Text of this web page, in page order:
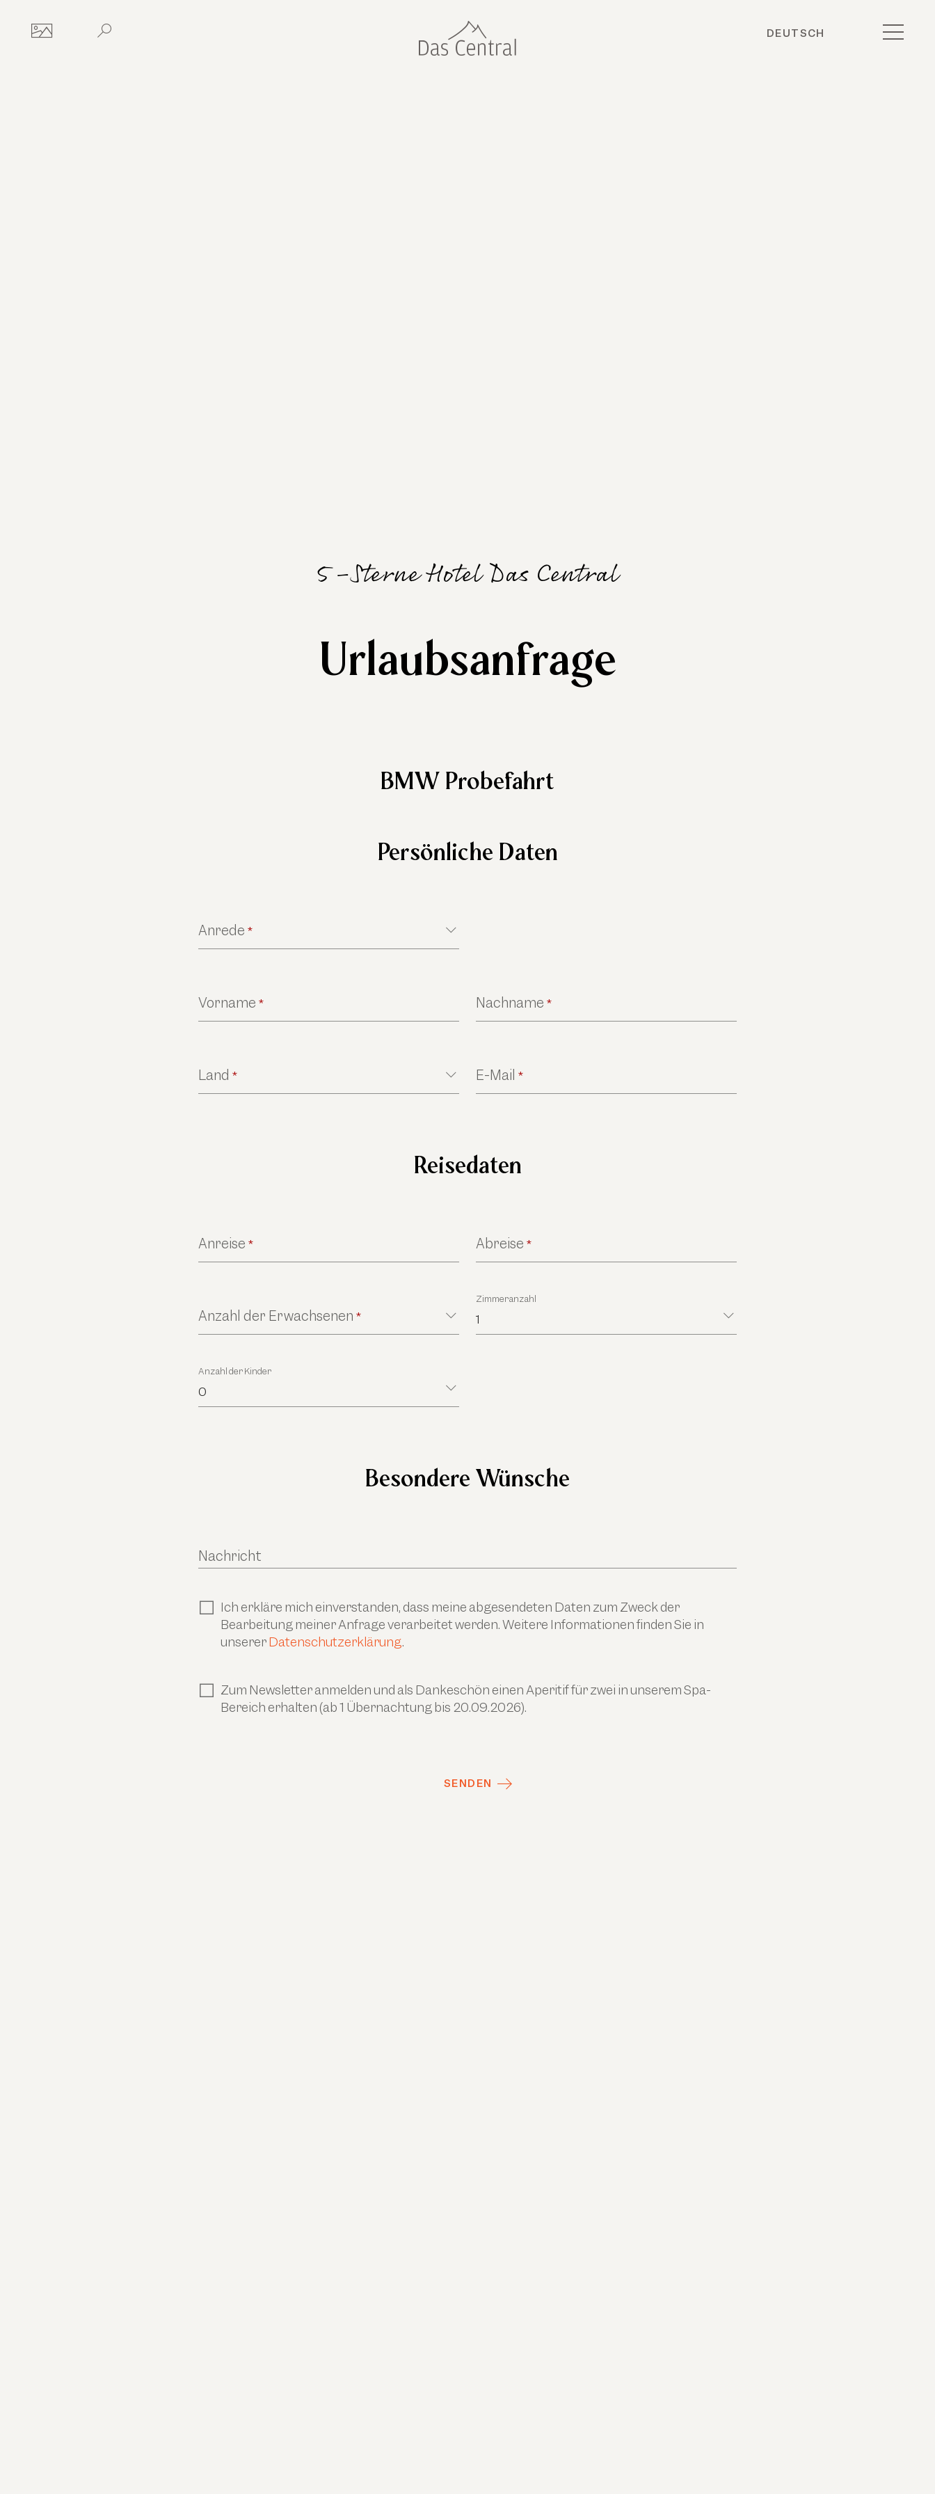
DEUTSCH
5-Sterne Hotel Das Central
Urlaubsanfrage
BMW Probefahrt
Persönliche Daten
Anrede *
Vorname * Nachname *
Land * E-Mail *
Reisedaten
Anreise * Abreise *
Anzahl der Erwachsenen *
Zimmeranzahl
1
Anzahl der Kinder
0
Besondere Wünsche
Nachricht
Ich erkläre mich einverstanden, dass meine abgesendeten Daten zum Zweck der
Bearbeitung meiner Anfrage verarbeitet werden. Weitere Informationen finden Sie in
unsererDatenschutzerklärung.
Zum Newsletter anmelden und als Dankeschön einen Aperitif für zwei in unserem Spa-
Bereich erhalten (ab 1 Übernachtung bis 20.09.2026).
SENDEN